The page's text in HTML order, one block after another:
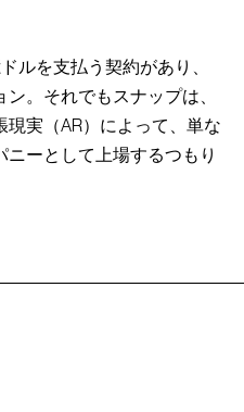
ルを支払う契約があり、
。それでもスナップは、
実（AR）によって、単な
ーとして上場するつもり